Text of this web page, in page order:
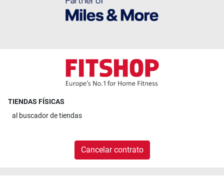
TIENDAS FÍSICAS
al buscador de tiendas
Cancelar contrato